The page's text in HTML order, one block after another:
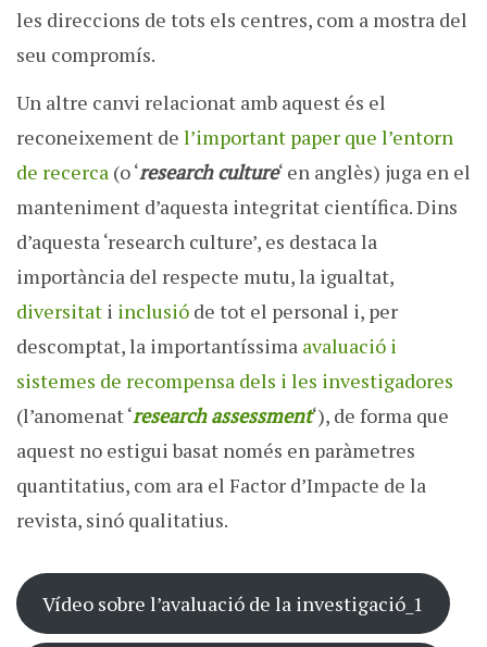
les direccions de tots els centres, com a mostra del
seu compromís.
Un altre canvi relacionat amb aquest és el
reconeixement de l’important paper que l’entorn
de recerca (o ‘research culture‘ en anglès) juga en el
manteniment d’aquesta integritat científica. Dins
d’aquesta ‘research culture’, es destaca la
importància del respecte mutu, la igualtat,
diversitat i inclusió de tot el personal i, per
descomptat, la importantíssima avaluació i
sistemes de recompensa dels i les investigadores
(l’anomenat ‘research assessment‘), de forma que
aquest no estigui basat només en paràmetres
quantitatius, com ara el Factor d’Impacte de la
revista, sinó qualitatius.
Vídeo sobre l’avaluació de la investigació_1